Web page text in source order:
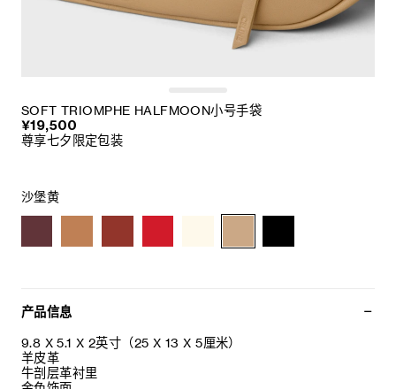
SOFT TRIOMPHE HALFMOON小号手袋
¥19,500
尊享七夕限定包装
沙堡黄
产品信息
9.8 X 5.1 X 2英寸（25 X 13 X 5厘米）
羊皮革
牛剖层革衬里